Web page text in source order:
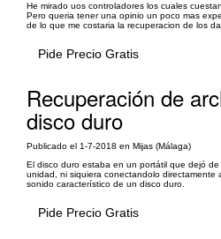
He mirado uos controladores los cuales
Pero queria tener una opinio un poco mas
de lo que me costaria la recuperacion de los
Pide Precio Gratis
Recuperación de
disco duro
Publicado el 1-7-2018 en Mijas (Málaga)
El disco duro estaba en un portátil que dejó
unidad, ni siquiera conectandolo
sonido característico de un disco duro.
Pide Precio Gratis